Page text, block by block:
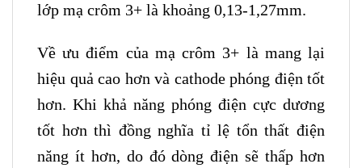
lớp mạ crôm 3+ là khoảng 0,13-1,27mm.
Về ưu điểm của mạ crôm 3+ là mang lại
hiệu quả cao hơn và cathode phóng điện tốt
hơn. Khi khả năng phóng điện cực dương
tốt hơn thì đồng nghĩa tỉ lệ tổn thất điện
năng ít hơn, do đó dòng điện sẽ thấp hơn